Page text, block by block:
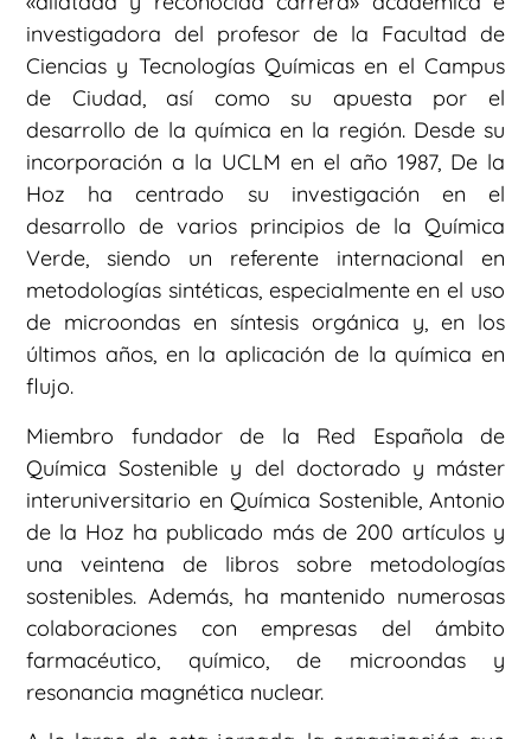
investigadora del profesor de la Facultad de
Ciencias y Tecnologías Químicas en el Campus
de Ciudad, así como su apuesta por el
desarrollo de la química en la región. Desde su
incorporación a la UCLM en el año 1987, De la
Hoz ha centrado su investigación en el
desarrollo de varios principios de la Química
Verde, siendo un referente internacional en
metodologías sintéticas, especialmente en el uso
de microondas en síntesis orgánica y, en los
últimos años, en la aplicación de la química en
flujo.
Miembro fundador de la Red Española de
Química Sostenible y del doctorado y máster
interuniversitario en Química Sostenible, Antonio
de la Hoz ha publicado más de 200 artículos y
una veintena de libros sobre metodologías
sostenibles. Además, ha mantenido numerosas
colaboraciones con empresas del ámbito
farmacéutico, químico, de microondas y
resonancia magnética nuclear.